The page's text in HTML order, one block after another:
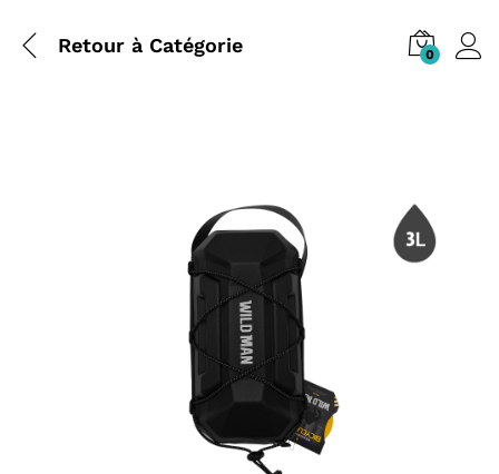
Retour à Catégorie 0